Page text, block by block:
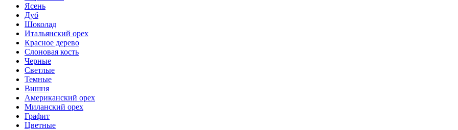
Ясень
Дуб
Шоколад
Итальянский орех
Красное дерево
Слоновая кость
Черные
Светлые
Темные
Вишня
Американский орех
Миланский орех
Графит
Цветные